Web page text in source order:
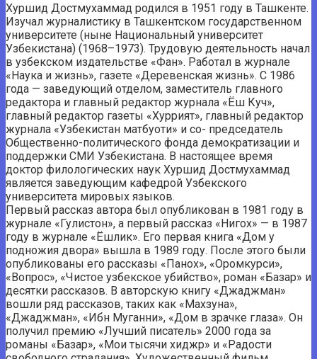
Хуршид Достмухаммад родился в 1951 году в Ташкенте.
Изучал журналистику в Ташкентском государственном
университете (ныне Национальный университет
Узбекистана) (1968–1973). Трудовую деятельность начал
в узбекском издательстве «Фан». Работал в журнале
«Наука и жизнь», газете «Деревенская жизнь». С 1986
года — заведующий отделом, заместитель главного
редактора и главный редактор журнала «Ёш Куч»,
главный редактор газеты «Хуррият», главный редактор
журнала «Узбекистан матбуоти» и со- председатель
Общественно-политического фонда демократизации и
поддержки СМИ Узбекистана. В настоящее время
доктор филологических наук Хуршид Достмухаммад
является заведующим кафедрой Узбекского
университета мировых языков.
Первый рассказ автора был опубликован в 1981 году в
журнале «Гулистон», а первый рассказ «Нигох» — в 1987
году в журнале «Ёшлик». Его первая книга «Дом у
подножия двора» вышла в 1989 году. После этого были
опубликованы его рассказы «Панох», «Оромкурси»,
«Вопрос», «Чистое узбекское убийство», роман «Базар» и
десятки рассказов. В авторскую книгу «Джаджман»
вошли ряд рассказов, таких как «Махзуна»,
«Джаджман», «Ибн Муганни», «Дом в зрачке глаза». Он
получил премию «Лучший писатель» 2000 года за
романы «Базар», «Мои тысячи хиджр» и «Радости